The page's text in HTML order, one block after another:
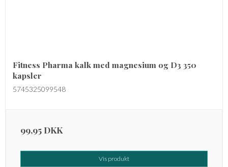
Fitness Pharma kalk med magnesium og D3 350
kapsler
5745325099548
99,95 DKK
Vis produkt